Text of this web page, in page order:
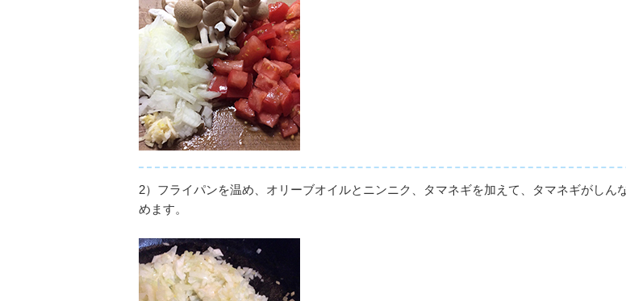
2） フライパンを温め、オリーブオイルとニンニク、タマネギを加えて、タマネギがしん
めます。